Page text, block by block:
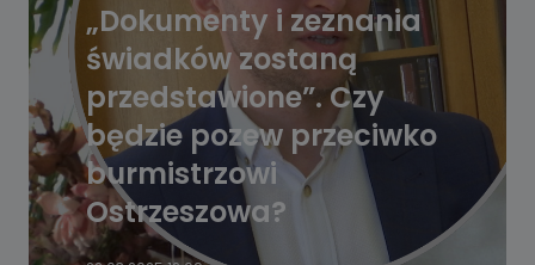
„Dokumenty i zeznania
świadków zostaną
przedstawione”. Czy
będzie pozew przeciwko
burmistrzowi
Ostrzeszowa?